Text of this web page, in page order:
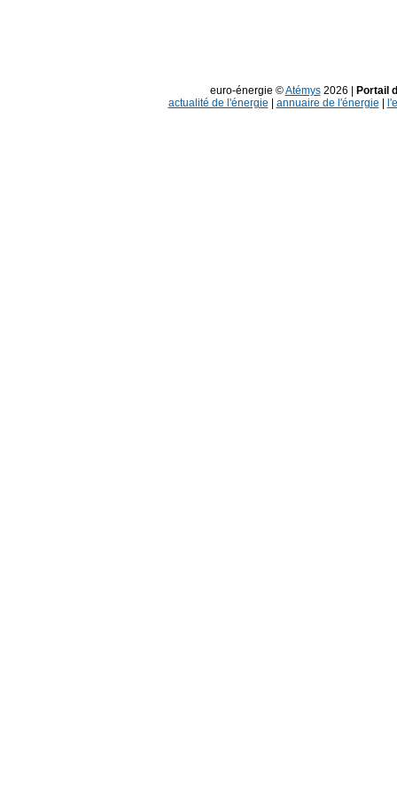
euro-énergie ©Atémys2026 |
Portail
actualité de l'énergie
annuaire de l'énergie